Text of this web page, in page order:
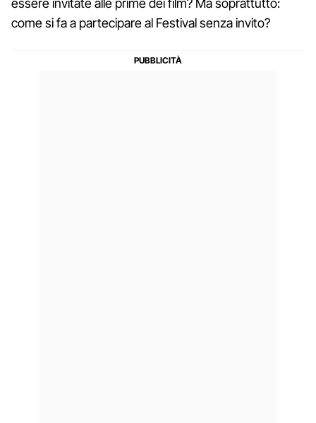
essere invitate alle prime dei film? Ma soprattutto:
come si fa a partecipare al Festival senza invito?